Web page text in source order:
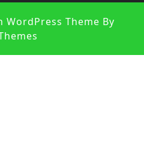
WordPress Theme By